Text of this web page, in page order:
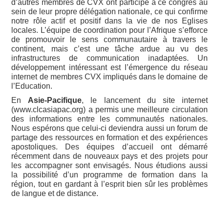
d’autres membres de CVX ont participé à ce congrès au
sein de leur propre délégation nationale, ce qui confirme
notre rôle actif et positif dans la vie de nos Eglises
locales. L’équipe de coordination pour l’Afrique s’efforce
de promouvoir le sens communautaire à travers le
continent, mais c’est une tâche ardue au vu des
infrastructures de communication inadaptées. Un
développement intéressant est l’émergence du réseau
internet de membres CVX impliqués dans le domaine de
l’Education.
En Asie-Pacifique, le lancement du site internet
(www.clcasiapac.org) a permis une meilleure circulation
des informations entre les communautés nationales.
Nous espérons que celui-ci deviendra aussi un forum de
partage des ressources en formation et des expériences
apostoliques. Des équipes d’accueil ont démarré
récemment dans de nouveaux pays et des projets pour
les accompagner sont envisagés. Nous étudions aussi
la possibilité d’un programme de formation dans la
région, tout en gardant à l’esprit bien sûr les problèmes
de langue et de distance.